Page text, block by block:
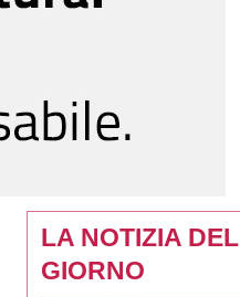
LA NOTIZIA DEL
GIORNO